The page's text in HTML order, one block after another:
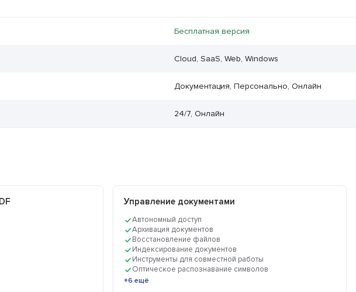
Бесплатная версия
Cloud, SaaS, Web, Windows
Документация, Персонально, Онлайн
24/7, Онлайн
Управление документами
Автономный доступ
Архивация документов
Восстановление файлов
Индексирование документов
Инструменты для совместной работы
Оптическое распознавание символов
+6 ещё